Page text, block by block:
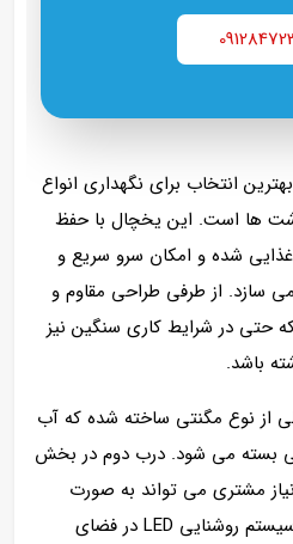
انتخاب برای نگهداری انواع
ها است. این یخچال با حفظ
شده و امکان سرو سریع و
سازد. از طرفی طراحی مقاوم و
در شرایط کاری سنگین نیز
باشد.
از نوع مگنتی ساخته شده که آب‌
بسته می‌ شود. درب دوم در بخش
نیاز مشتری می‌ تواند به صورت
انباری‌ دار تولید شود. وجود سیستم روشنایی LED در فضای